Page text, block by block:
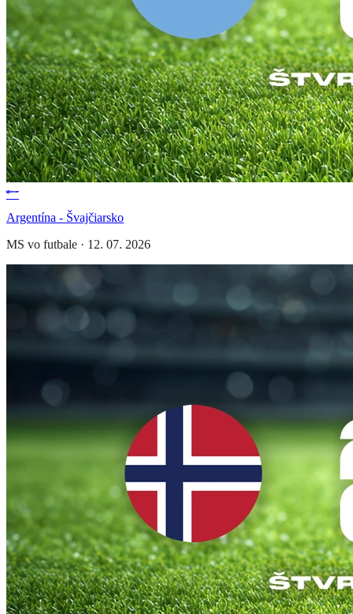
Argentína - Švajčiarsko
MS vo futbale · 12. 07. 2026